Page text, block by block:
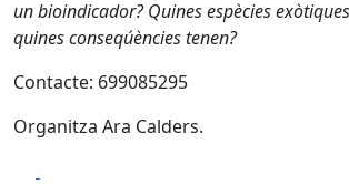
un bioindicador? Quines espècies
quines conseqúències tenen?
Contacte: 699085295
Organitza Ara Calders.